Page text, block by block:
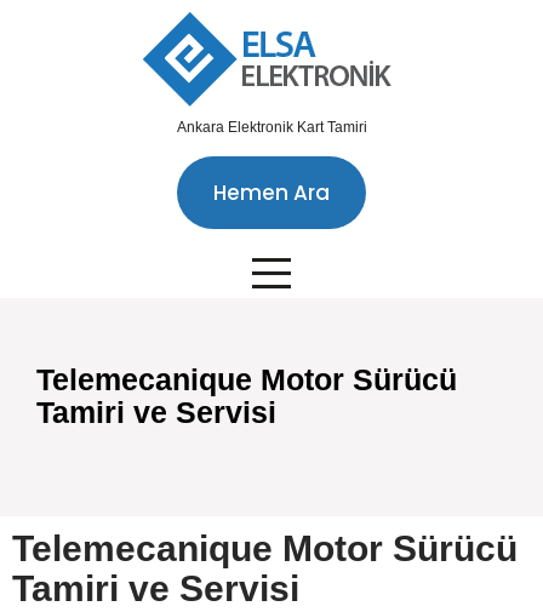
Ankara Elektronik Kart Tamiri
Hemen Ara
Telemecanique Motor Sürücü
Tamiri ve Servisi
Telemecanique Motor Sürücü
Tamiri ve Servisi